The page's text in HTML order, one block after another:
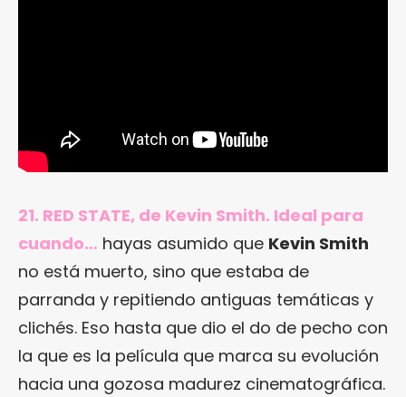
21. RED STATE, de Kevin Smith. Ideal para
cuando… hayas asumido que Kevin Smith
no está muerto, sino que estaba de
parranda y repitiendo antiguas temáticas y
clichés. Eso hasta que dio el do de pecho con
la que es la película que marca su evolución
hacia una gozosa madurez cinematográfica.